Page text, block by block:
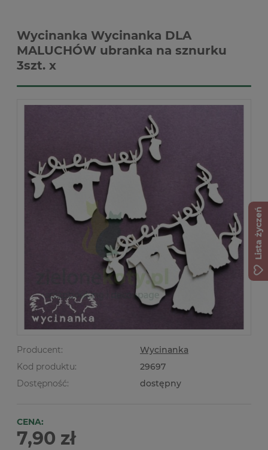
Wycinanka Wycinanka DLA
MALUCHÓW ubranka na sznurku
3szt. x
Producent:
Wycinanka
Kod produktu:
29697
Dostępność:
dostępny
CENA:
7,90 zł
Lista życzeń